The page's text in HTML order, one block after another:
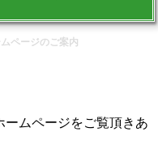
ページのご案内
ムページをご覧頂きあ